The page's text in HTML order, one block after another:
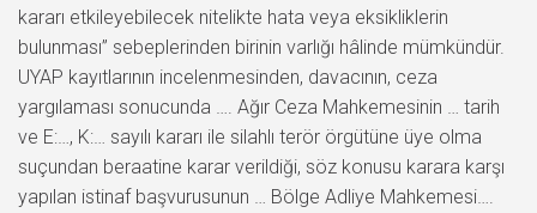
kararı etkileyebilecek nitelikte hata veya eksikliklerin
bulunması” sebeplerinden birinin varlığı hâlinde mümkündür.
UYAP kayıtlarının incelenmesinden, davacının, ceza
yargılaması sonucunda …. Ağır Ceza Mahkemesinin … tarih
ve E:…, K:… sayılı kararı ile silahlı terör örgütüne üye olma
suçundan beraatine karar verildiği, söz konusu karara karşı
yapılan istinaf başvurusunun … Bölge Adliye Mahkemesi….